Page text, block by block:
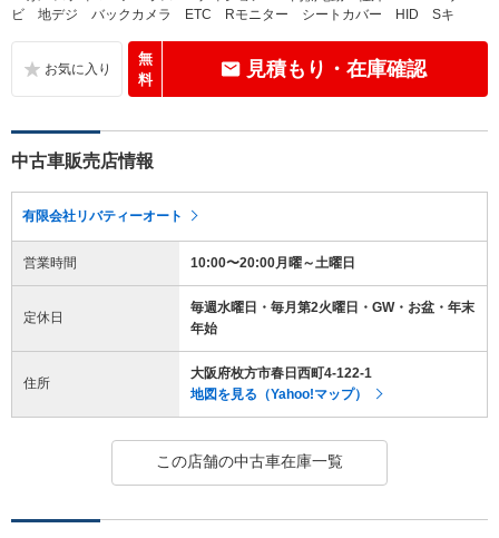
ビ 地デジ バックカメラ ETC Rモニター シートカバー HID Sキ
無
料
見積もり・在庫確認
中古車販売店情報
有限会社リバティーオート
営業時間 10:00〜20:00月曜～土曜日
定休日
毎週水曜日・毎月第2火曜日・GW・お盆・年末
年始
住所
大阪府枚方市春日西町4-122-1
地図を見る（Yahoo!マップ）
この店舗の中古車在庫一覧